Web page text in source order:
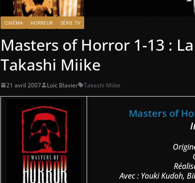
CINÉMA HORREUR SÉRIE TV
Masters of Horror 1-13 :
Takashi Miike
21 avril 2007 Loïc Blavier Takashi Miike
Masters of
Avec : Youki Kudoh,